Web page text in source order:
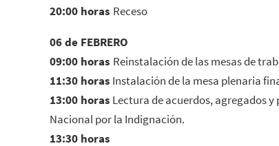
20:00 horas Receso
06 de FEBRERO
09:00 horas Reinstalación de las mesas de
11:30 horas Instalación de la mesa plenaria
13:00 horas Lectura de acuerdos, agregados
Nacional por la Indignación.
13:30 horas